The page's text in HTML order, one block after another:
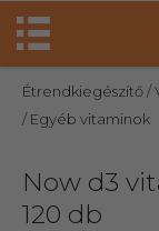
Étrendkiegészítő/
/ Egyéb vitaminok
Now d3
120 db